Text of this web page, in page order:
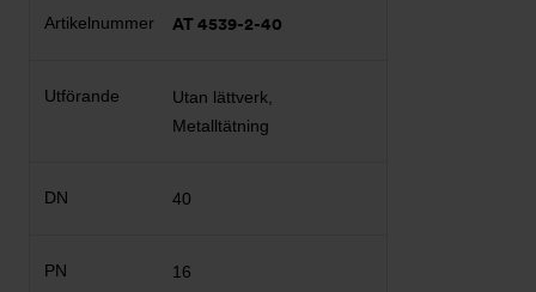
AT 4539-2-40
Utan lättverk,
Metalltätning
40
16